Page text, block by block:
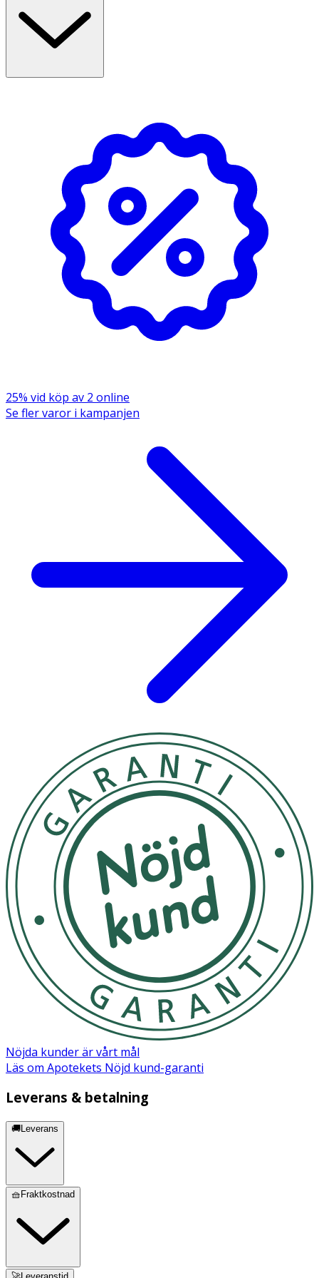
OK för gravida och ammande:
25% vid köp av 2 online
Se fler varor i kampanjen
Nöjda kunder är vårt mål
Läs om Apotekets Nöjd kund-garanti
Leverans & betalning
🚚Leverans
🧺Fraktkostnad